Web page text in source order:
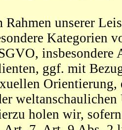
Rahmen unserer
Kategorien
insbesondere
ggf. mit
holen wir,